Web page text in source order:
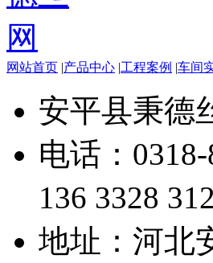
网站首页 |产品中心 |工程案例 |车间
安平县秉德
电话：
136 3328
地址：河北